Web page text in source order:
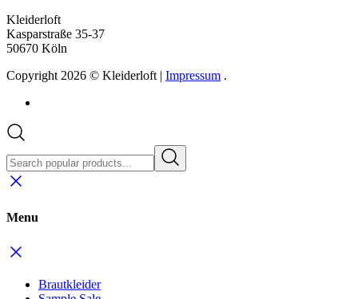
Kleiderloft
Kasparstraße 35-37
50670 Köln
Copyright 2026 © Kleiderloft | Impressum .
Menu
Brautkleider